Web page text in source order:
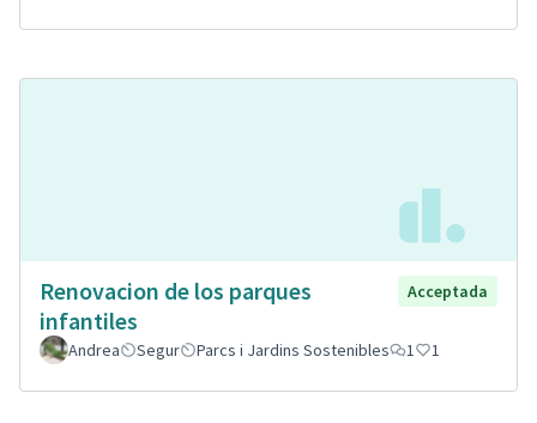
Renovacion de los parques
infantiles
Acceptada
Andrea Segur Parcs i Jardins Sostenibles 1 1